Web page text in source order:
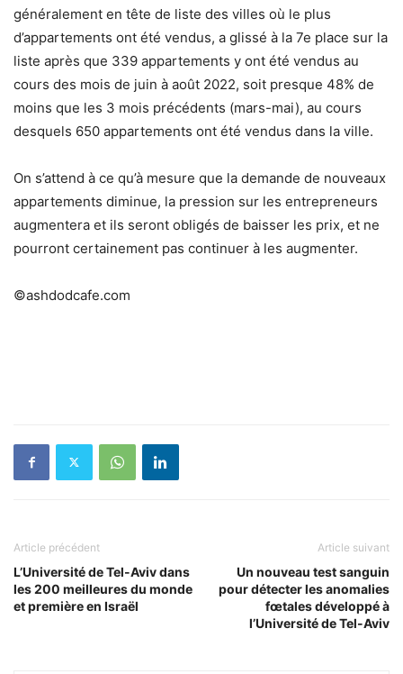
généralement en tête de liste des villes où le plus
d’appartements ont été vendus, a glissé à la 7e place sur la
liste après que 339 appartements y ont été vendus au
cours des mois de juin à août 2022, soit presque 48% de
moins que les 3 mois précédents (mars-mai), au cours
desquels 650 appartements ont été vendus dans la ville.
On s’attend à ce qu’à mesure que la demande de nouveaux
appartements diminue, la pression sur les entrepreneurs
augmentera et ils seront obligés de baisser les prix, et ne
pourront certainement pas continuer à les augmenter.
©ashdodcafe.com
Article précédent
L’Université de Tel-Aviv dans
les 200 meilleures du monde
et première en Israël
Article suivant
Un nouveau test sanguin
pour détecter les anomalies
fœtales développé à
l’Université de Tel-Aviv